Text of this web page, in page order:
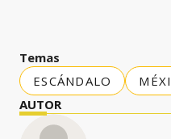
Temas
ESCÁNDALO
AUTOR